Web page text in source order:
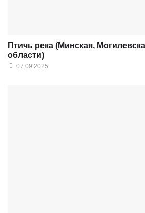
Птичь река (Минская,
области)
07.09.2025